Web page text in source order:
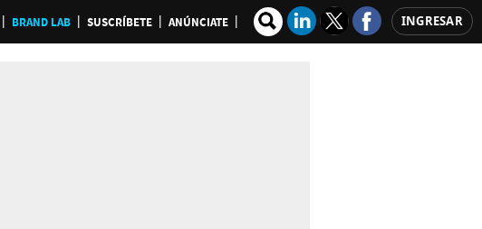
BRAND LAB SUSCRÍBETE ANÚNCIATE INGRESAR